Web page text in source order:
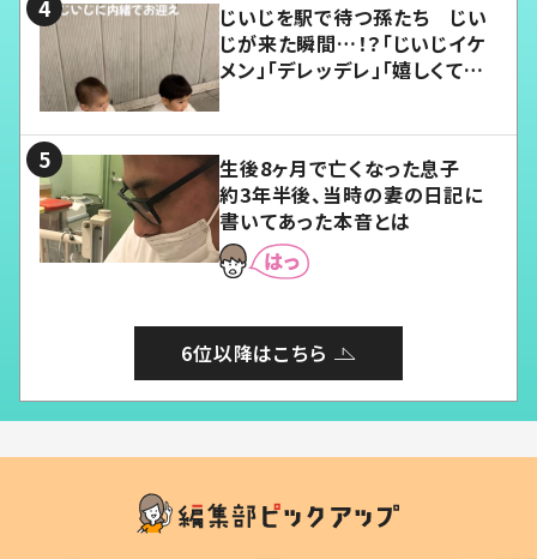
じいじを駅で待つ孫たち じい
じが来た瞬間…！？「じいじイケ
メン」「デレッデレ」「嬉しくて可
生後8ヶ月で亡くなった息子
約3年半後、当時の妻の日記に
書いてあった本音とは
6位以降はこちら